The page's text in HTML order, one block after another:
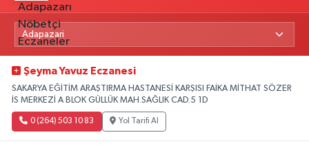
Şeyma Yavuz Eczanesi
SAKARYA EĞİTİM ARAŞTIRMA HASTANESİ KARŞISI FAİKA MİTHAT SÖZER
İS MERKEZİ A BLOK GÜLLÜK MAH.SAĞLIK CAD.5 1D
0 (264) 503 10 83 Yol Tarifi Al